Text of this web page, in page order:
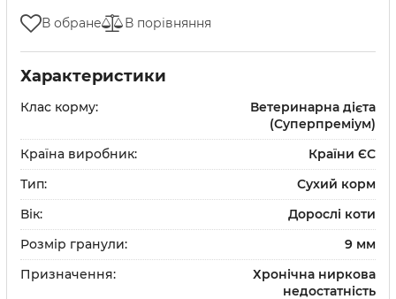
В обране В порівняння
Характеристики
Клас корму:
Ветеринарна дієта
(Суперпреміум)
Країна виробник:
Країни ЄС
Тип:
Сухий корм
Вік:
Дорослі коти
Розмір гранули:
9 мм
Призначення:
Хронічна ниркова
недостатність